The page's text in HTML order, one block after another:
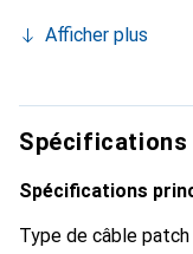
dans les câbles
par rapport aux
câbles Cat6
ainsi que les
conformes aux
Afficher plus
Spécifications
Spécifications
Type de câble patch